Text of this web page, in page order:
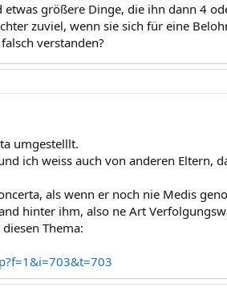
größere Dinge, die ihn dann 4
zuviel, wenn sie sich für eine
verstanden?
umgestelllt.
ich weiss auch von anderen Eltern,
als wenn er noch nie Medis
hinter ihm, also ne Art
Thema: